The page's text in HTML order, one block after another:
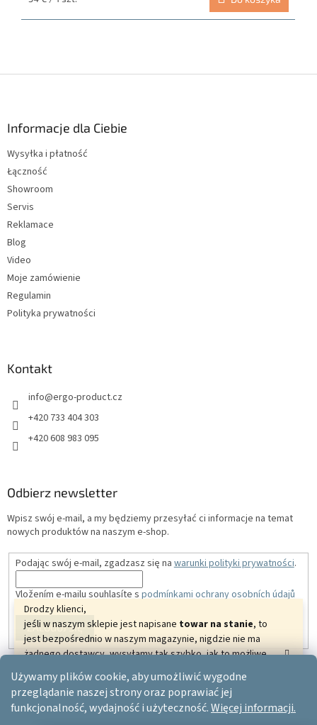
Używamy plików cookie, aby umożliwić wygodne
przeglądanie naszej strony oraz poprawiać jej
funkcjonalność, wydajność i użyteczność.Więcej informacji.
Drodzy klienci,
jeśli w naszym sklepie jest napisane towar na stanie, to
jest bezpośrednio w naszym magazynie, nigdzie nie ma
żadnego dostawcy, wysyłamy tak szybko, jak to możliwe.
Dziękujemy za zrozumienie i życzymy pięknych
relaksujących dni.
Twój ERGO-PRODUCT.CZ
5
Informacje dla Ciebie
Wysyłka i płatność
Łączność
Showroom
Servis
Reklamace
Blog
Video
Moje zamówienie
Regulamin
Polityka prywatności
Kontakt
info@ergo-product.cz
+420 733 404 303
+420 608 983 095
Odbierz newsletter
Wpisz swój e-mail, a my będziemy przesyłać ci informacje na temat
nowych produktów na naszym e-shop.
Podając swój e-mail, zgadzasz się nawarunki polityki prywatności.
Vložením e-mailu souhlasíte s podmínkami ochrany osobních údajů
ZALOGUJ SIĘ
Opracował Shoptet